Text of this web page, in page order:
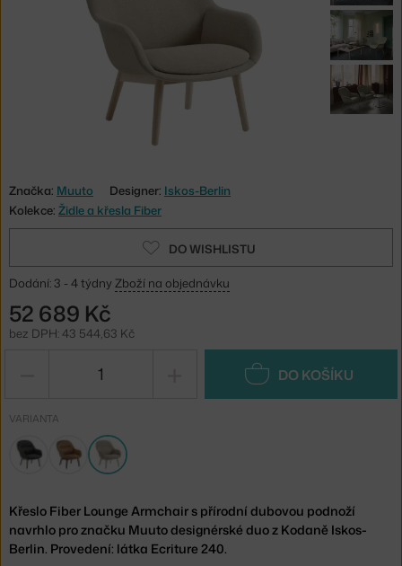
Značka: Muuto Designer: Iskos-Berlin
Kolekce: Židle a křesla Fiber
DO WISHLISTU
Dodání: 3 - 4 týdny Zboží na objednávku
52 689 Kč
bez DPH: 43 544,63 Kč
DO KOŠÍKU
VARIANTA
Křeslo Fiber Lounge Armchair s přírodní dubovou podnoží
navrhlo pro značku Muuto designérské duo z Kodaně Iskos-
Berlin. Provedení: látka Ecriture 240.